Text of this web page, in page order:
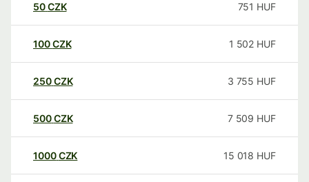
50CZK 751 HUF
100CZK 1 502 HUF
250CZK 3 755 HUF
500CZK 7 509 HUF
1000CZK 15 018 HUF